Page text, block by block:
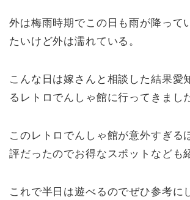
外は梅雨時期でこの日も雨が降って
たいけど外は濡れている。
こんな日は嫁さんと相談した結果愛
るレトロでんしゃ館に行ってきまし
このレトロでんしゃ館が意外すぎる
評だったのでお得なスポットなども
これで半日は遊べるのでぜひ参考に